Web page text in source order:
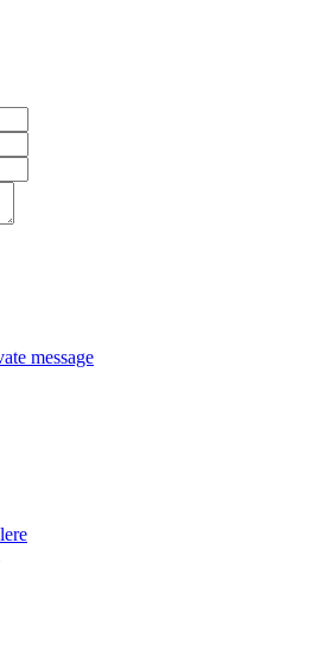
message